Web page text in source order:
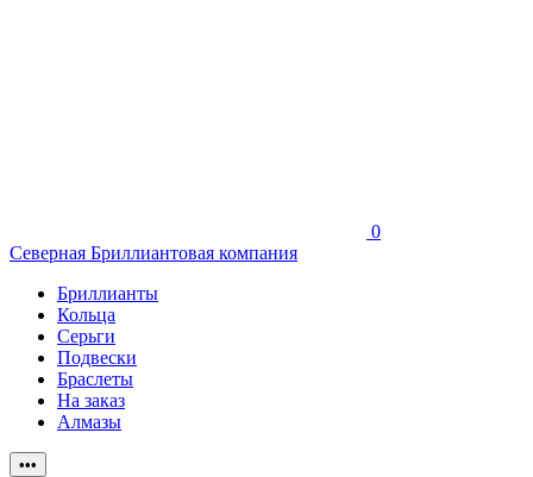
0
Северная Бриллиантовая компания
Бриллианты
Кольца
Серьги
Подвески
Браслеты
На заказ
Алмазы
•••